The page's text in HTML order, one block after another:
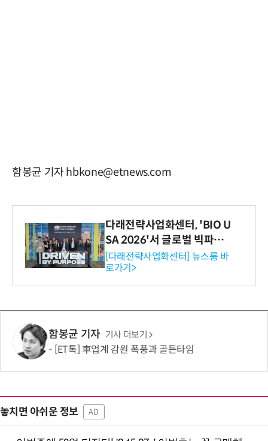
함봉균 기자 hbkone@etnews.com
다래전략사업화센터, 'BIO U
SA 2026'서 글로벌 빅파마
와의 비즈니스 미팅 지원…K
-바이오 해외 진출 교두보 확
보
[다래전략사업화센터] 뉴스룸 바
로가기>
함봉균 기자 기사 더보기
[ET톡] 車업계 감원 폭풍과 골든타임
놓치면 아쉬운 정보 AD